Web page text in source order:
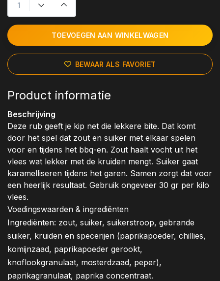
TOEVOEGEN AAN WINKELWAGEN
BEWAAR ALS FAVORIET
Product informatie
Beschrijving
Deze rub geeft je kip net die lekkere bite. Dat komt
door het spel dat zout en suiker met elkaar spelen
voor en tijdens het bbq-en. Zout haalt vocht uit het
vlees wat lekker met de kruiden mengt. Suiker gaat
karamelliseren tijdens het garen. Samen zorgt dat voor
een heerlijk resultaat. Gebruik ongeveer 30 gr per kilo
vlees.
Voedingswaarden & ingrediënten
Ingrediënten: zout, suiker, suikerstroop, gebrande
suiker, kruiden en specerijen (paprikapoeder, chillies,
komijnzaad, paprikapoeder gerookt,
knoflookgranulaat, mosterdzaad, peper),
paprikagranulaat, paprika concentraat.